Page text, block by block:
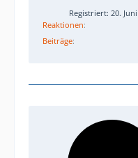
Registriert: 20.
Reaktionen
Beiträge